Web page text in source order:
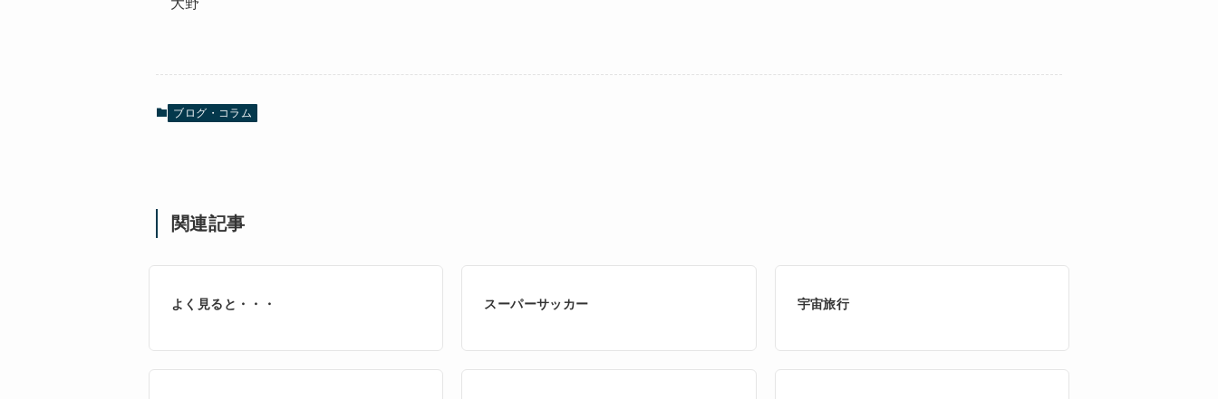
大野
ブログ・コラム
関連記事
よく見ると・・・ スーパーサッカー 宇宙旅行